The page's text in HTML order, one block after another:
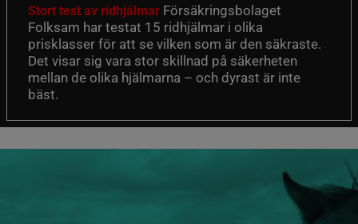
Stort test av ridhjälmar Försäkringsbolaget
Folksam har testat 15 ridhjälmar i olika
prisklasser för att se vilken som är den säkraste.
Det visar sig vara stor skillnad på säkerheten
mellan de olika hjälmarna – och dyrast är inte
bäst.